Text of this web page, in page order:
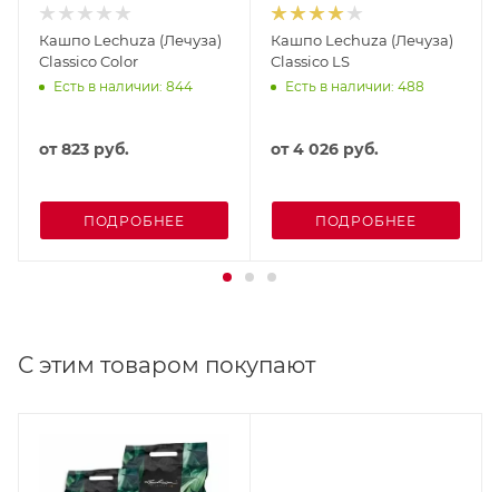
Кашпо Lechuza (Лечуза)
Classico Color
Есть в наличии: 844
от823 руб.
ПОДРОБНЕЕ
Кашпо Lechuza (Лечуза)
Classico LS
Есть в наличии: 488
от4 026 руб.
ПОДРОБНЕЕ
С этим товаром покупают